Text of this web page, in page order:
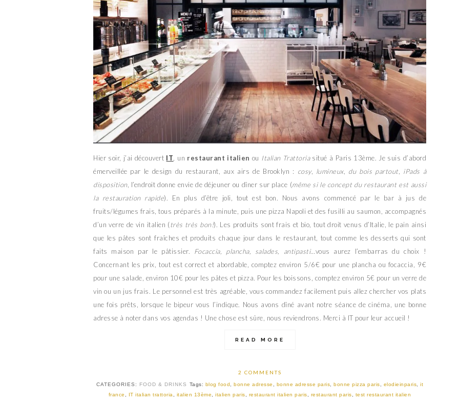
Hier soir, j’ai découvert IT, un restaurant italien ou Italian Trattoriasitué à Paris 13ème. Je suis d’abord
émerveillée par le design du restaurant, aux airs de Brooklyn : cosy, lumineux, du bois partout, iPads à
disposition, l’endroit donne envie de déjeuner ou dîner sur place (même si le concept du restaurant est aussi
la restauration rapide). En plus d’être joli, tout est bon. Nous avons commencé par le bar à jus de
fruits/légumes frais, tous préparés à la minute, puis une pizza Napoli et des fusilli au saumon, accompagnés
d’un verre de vin italien (très très bon!). Les produits sont frais et bio, tout droit venus d’Italie, le pain ainsi
que les pâtes sont fraîches et produits chaque jour dans le restaurant, tout comme les desserts qui sont
faits maison par le pâtissier. Focaccia, plancha, salades, antipasti…vous aurez l’embarras du choix !
Concernant les prix, tout est correct et abordable, comptez environ 5/6€ pour une plancha ou focaccia, 9€
pour une salade, environ 10€ pour les pâtes et pizza. Pour les boissons, comptez environ 5€ pour un verre de
vin ou un jus frais. Le personnel est très agréable, vous commandez facilement puis allez chercher vos plats
une fois prêts, lorsque le bipeur vous l’indique. Nous avons dîné avant notre séance de cinéma, une bonne
adresse à noter dans vos agendas ! Une chose est sûre, nous reviendrons. Merci à IT pour leur accueil !
READ MORE
2 COMMENTS
CATEGORIES: FOOD & DRINKS Tags: blog food , bonne adresse , bonne adresse paris, bonne pizza paris, elodieinparis,it
france , IT italian trattoria, italien 13ème,italien paris, restaurant italien paris, restaurant paris, test restaurant italien